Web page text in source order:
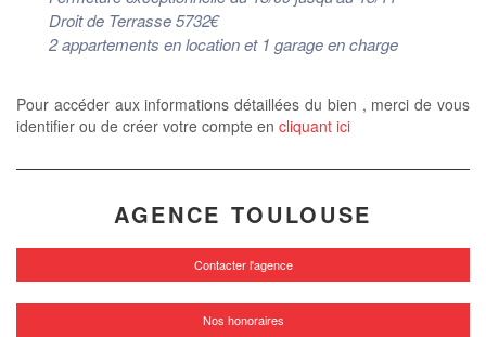
Droit de Terrasse 5732€
2 appartements en location et 1 garage en charge
Pour accéder aux informations détaillées du bien , merci de vous
identifier ou de créer votre compte en cliquant ici
AGENCE TOULOUSE
Contacter l'agence
Nos honoraires